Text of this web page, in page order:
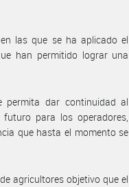
las que se ha aplicado el
han permitido lograr una
permita dar continuidad al
para los operadores,
que hasta el momento se
agricultores objetivo que el